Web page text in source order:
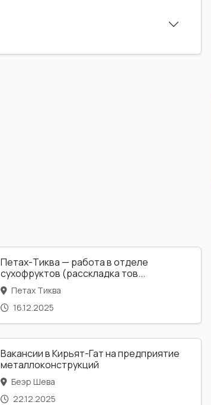
Петах-Тиква — работа в отделе
сухофруктов (расскладка тов...
Петах Тиква
16.12.2025
Вакансии в Кирьят-Гат на предприятие
металлоконструкций
Беэр Шева
22.12.2025